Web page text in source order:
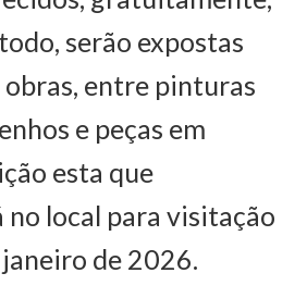
serão expostas
entre pinturas
e peças em
esta que
no local para visitação
de 2026.